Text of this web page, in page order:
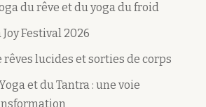
du rêve et du yoga du froid
Festival 2026
lucides et sorties de corps
et du Tantra : une voie